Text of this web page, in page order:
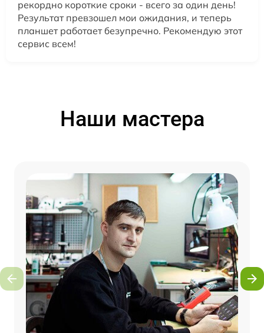
рекордно короткие сроки - всего за один день!
Результат превзошел мои ожидания, и теперь
планшет работает безупречно. Рекомендую этот
сервис всем!
Наши мастера